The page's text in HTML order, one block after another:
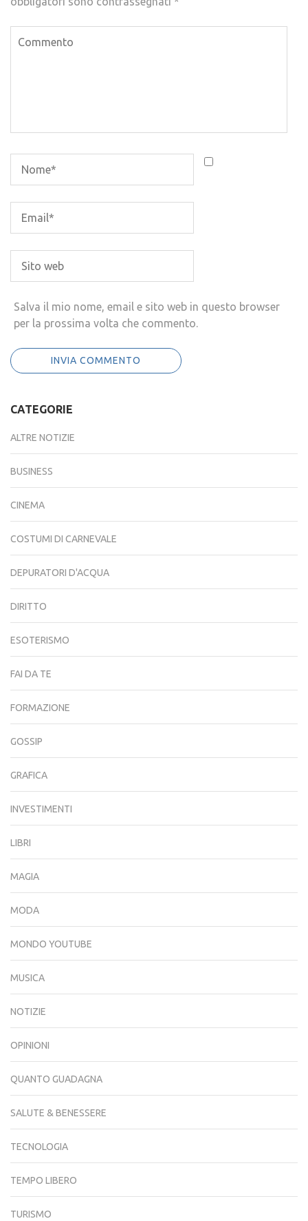
Salva il mio nome, email e sito web in questo browser
per la prossima volta che commento.
CATEGORIE
ALTRE NOTIZIE
BUSINESS
CINEMA
COSTUMI DI CARNEVALE
DEPURATORI D'ACQUA
DIRITTO
ESOTERISMO
FAI DA TE
FORMAZIONE
GOSSIP
GRAFICA
INVESTIMENTI
LIBRI
MAGIA
MODA
MONDO YOUTUBE
MUSICA
NOTIZIE
OPINIONI
QUANTO GUADAGNA
SALUTE & BENESSERE
TECNOLOGIA
TEMPO LIBERO
TURISMO